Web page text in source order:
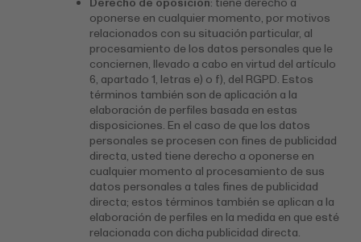
Derecho de oposición: tiene derecho a
oponerse en cualquier momento, por motivos
relacionados con su situación particular, al
procesamiento de los datos personales que le
conciernen, llevado a cabo en virtud del artículo
6, apartado 1, letras e) o f), del RGPD. Estos
términos también son de aplicación a la
elaboración de perfiles basada en estas
disposiciones. En el caso de que los datos
personales se procesen con fines de publicidad
directa, usted tiene derecho a oponerse en
cualquier momento al procesamiento de sus
datos personales a tales fines de publicidad
directa; estos términos también se aplican a la
elaboración de perfiles en la medida en que esté
relacionada con dicha publicidad directa.